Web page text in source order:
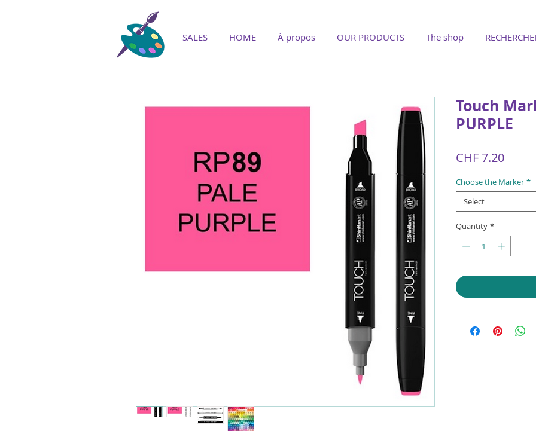
SALES HOME À propos OUR PRODUCTS The shop
Touch
PURPLE
CHF 7.20Price
Choose the Marker *
Select
Quantity *